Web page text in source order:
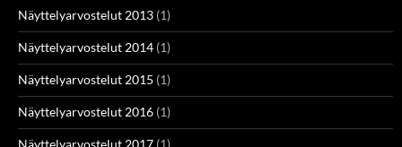
Näyttelyarvostelut 2013 (1)
Näyttelyarvostelut 2014 (1)
Näyttelyarvostelut 2015 (1)
Näyttelyarvostelut 2016 (1)